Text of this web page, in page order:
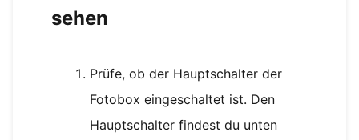
sehen
Prüfe, ob der Hauptschalter der
Fotobox eingeschaltet ist. Den
Hauptschalter findest du unten